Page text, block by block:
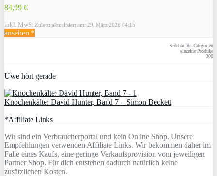
84,99 €
inkl. MwSt. Zuletzt aktualisiert am: 29. März 2026 04:15
ansehen *
Sidebar für Kategorien
einzelne Produke
300
Uwe hört gerade
Knochenkälte: David Hunter, Band 7 – Simon Beckett
*Affiliate Links
Wir sind ein Verbraucherportal und kein Online Shop. Unsere
Empfehlungen verwenden Affiliate Links. Wir bekommen daher im
Falle eines Kaufs, eine geringe Verkaufsprovision vom jeweiligen
Partner Shop. Für dich entstehen dadurch natürlich keine
zusätzlichen Kosten.